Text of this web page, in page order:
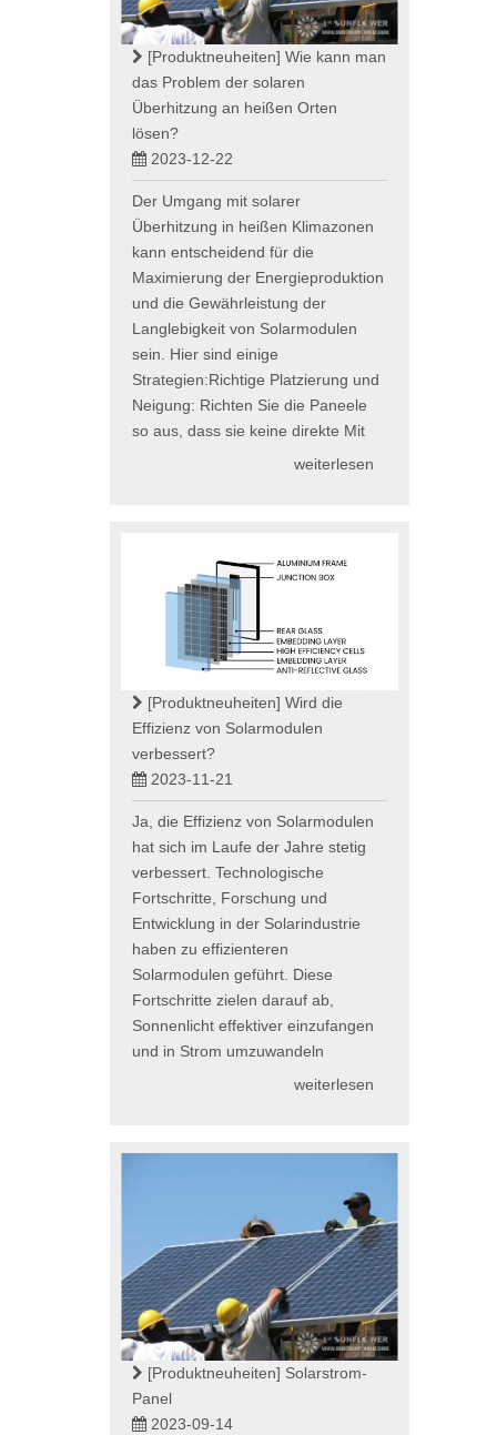
[Produktneuheiten] Wie kann man
das Problem der solaren
Überhitzung an heißen Orten
lösen?
2023-12-22
Der Umgang mit solarer
Überhitzung in heißen Klimazonen
kann entscheidend für die
Maximierung der Energieproduktion
und die Gewährleistung der
Langlebigkeit von Solarmodulen
sein. Hier sind einige
Strategien:Richtige Platzierung und
Neigung: Richten Sie die Paneele
so aus, dass sie keine direkte Mit
weiterlesen
[Produktneuheiten] Wird die
Effizienz von Solarmodulen
verbessert?
2023-11-21
Ja, die Effizienz von Solarmodulen
hat sich im Laufe der Jahre stetig
verbessert. Technologische
Fortschritte, Forschung und
Entwicklung in der Solarindustrie
haben zu effizienteren
Solarmodulen geführt. Diese
Fortschritte zielen darauf ab,
Sonnenlicht effektiver einzufangen
und in Strom umzuwandeln
weiterlesen
[Produktneuheiten] Solarstrom-
Panel
2023-09-14